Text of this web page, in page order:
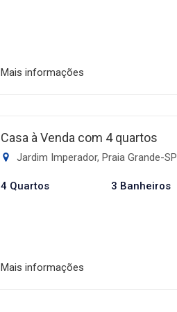
Mais informações
Casa à Venda com 4 quartos
Jardim Imperador, Praia Grande-SP
4 Quartos 3 Banheiros
Mais informações